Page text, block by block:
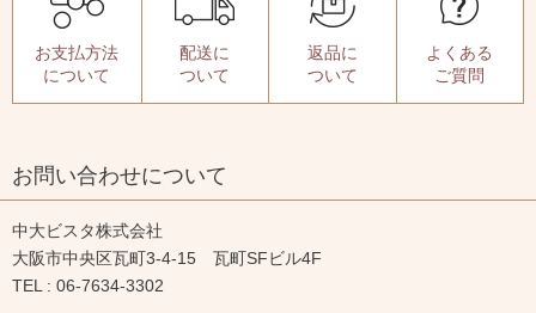
お支払方法
について
配送に
ついて
返品に
ついて
よくある
ご質問
お問い合わせについて
中大ビスタ株式会社
大阪市中央区瓦町3-4-15 瓦町SFビル4F
TEL : 06-7634-3302